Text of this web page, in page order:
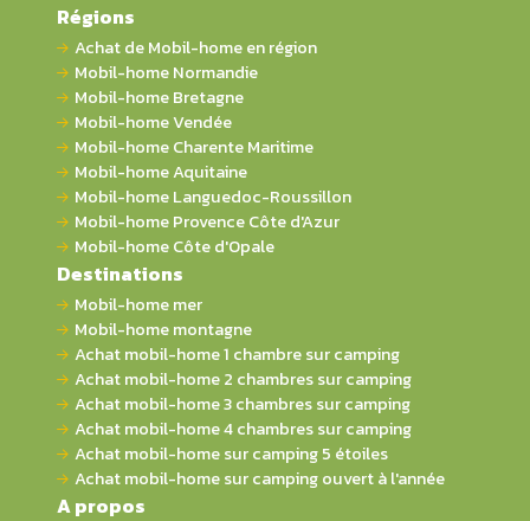
Régions
Achat de Mobil-home en région
Mobil-home Normandie
Mobil-home Bretagne
Mobil-home Vendée
Mobil-home Charente Maritime
Mobil-home Aquitaine
Mobil-home Languedoc-Roussillon
Mobil-home Provence Côte d'Azur
Mobil-home Côte d'Opale
Destinations
Mobil-home mer
Mobil-home montagne
Achat mobil-home 1 chambre sur camping
Achat mobil-home 2 chambres sur camping
Achat mobil-home 3 chambres sur camping
Achat mobil-home 4 chambres sur camping
Achat mobil-home sur camping 5 étoiles
Achat mobil-home sur camping ouvert à l'année
A propos